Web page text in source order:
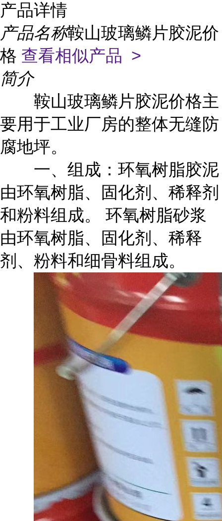
产品详情
产品名称鞍山玻璃鳞片胶泥价
格 查看相似产品 >
简介
鞍山玻璃鳞片胶泥价格主
要用于工业厂房的整体无缝防
腐地坪。
一、组成：环氧树脂胶泥
由环氧树脂、固化剂、稀释剂
和粉料组成。 环氧树脂砂浆
由环氧树脂、固化剂、稀释
剂、粉料和细骨料组成。